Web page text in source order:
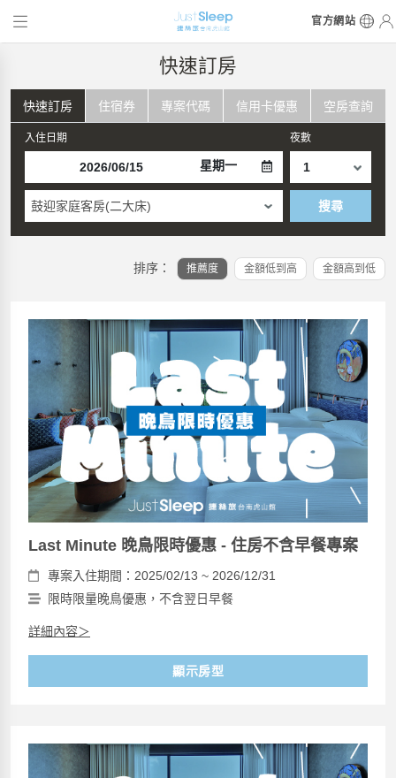
官方網站
快速訂房
快速訂房 住宿券 專案代碼 信用卡優惠 空房查詢
入住日期
星期一
夜數
鼓迎家庭客房(二大床) 搜尋
排序： 推薦度 金額低到高 金額高到低
Last Minute 晚鳥限時優惠 - 住房不含早餐專案
專案入住期間：2025/02/13 ~ 2026/12/31
限時限量晚鳥優惠，不含翌日早餐
詳細內容＞
顯示房型